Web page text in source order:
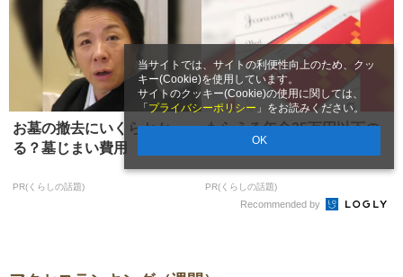
当サイトでは、サイトの利便性向上のため、クッ
キー(Cookie)を使用しています。
サイトのクッキー(Cookie)の使用に関しては、
「 プライバシーポリシー 」をお読みください。
OK
お墓の撤去にいくらかか
る？墓じまい費用
PR(くらしの話題)
もらえる年金25万円以下の
人が知るべき事
PR(くらしの話題)
Recommended by